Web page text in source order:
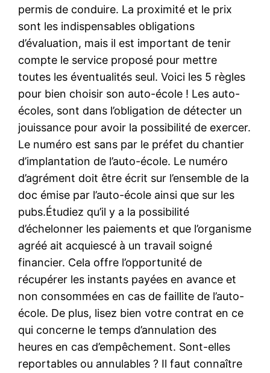
permis de conduire. La proximité et le prix
sont les indispensables obligations
d’évaluation, mais il est important de tenir
compte le service proposé pour mettre
toutes les éventualités seul. Voici les 5 règles
pour bien choisir son auto-école ! Les auto-
écoles, sont dans l’obligation de détecter un
jouissance pour avoir la possibilité de exercer.
Le numéro est sans par le préfet du chantier
d’implantation de l’auto-école. Le numéro
d’agrément doit être écrit sur l’ensemble de la
doc émise par l’auto-école ainsi que sur les
pubs.Étudiez qu’il y a la possibilité
d’échelonner les paiements et que l’organisme
agréé ait acquiescé à un travail soigné
financier. Cela offre l’opportunité de
récupérer les instants payées en avance et
non consommées en cas de faillite de l’auto-
école. De plus, lisez bien votre contrat en ce
qui concerne le temps d’annulation des
heures en cas d’empêchement. Sont-elles
reportables ou annulables ? Il faut connaître